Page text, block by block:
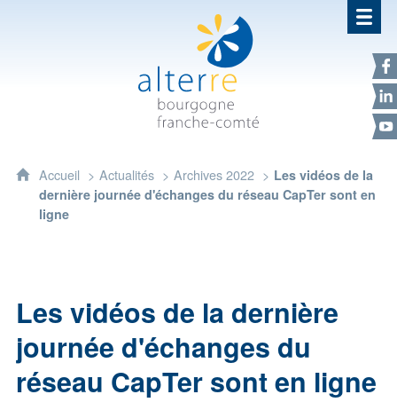
Alterre Bourgogne Franche-
Accueil Actualités Archives 2022
Les vidéos de la
dernière journée d'échanges du réseau CapTer sont en
ligne
Les vidéos de la dernière
journée d'échanges du
réseau CapTer sont en ligne